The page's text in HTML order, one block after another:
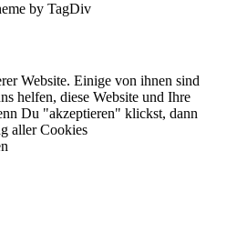
by TagDiv
Website. Einige von ihnen sind
helfen, diese Website und Ihre
Du "akzeptieren" klickst, dann
aller Cookies